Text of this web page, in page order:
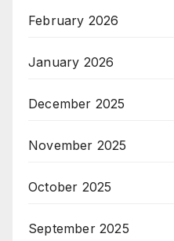
February 2026
January 2026
December 2025
November 2025
October 2025
September 2025